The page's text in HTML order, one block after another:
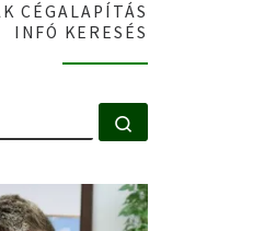
CÉGALAPÍTÁS
INFÓ KERESÉS
SEARCH